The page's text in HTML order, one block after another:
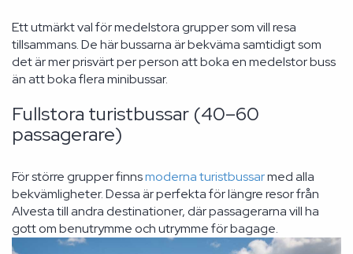
Ett utmärkt val för medelstora grupper som vill resa
tillsammans. De här bussarna är bekväma samtidigt som
det är mer prisvärt per person att boka en medelstor buss
än att boka flera minibussar.
Fullstora turistbussar (40–60
passagerare)
För större grupper finnsmoderna turistbussarmed alla
bekvämligheter. Dessa är perfekta för längre resor från
Alvesta till andra destinationer, där passagerarna vill ha
gott om benutrymme och utrymme för bagage.